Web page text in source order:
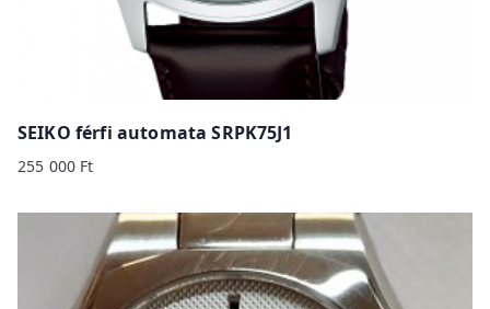
SEIKO férfi automata SRPK75J1
255 000 Ft